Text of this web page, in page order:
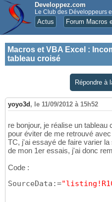
Developpez.com
Le Club des Développeurs
Actus Forum Macros
Macros et VBA Excel :
tableau croisé
Répondre à
yoyo3d , le 11/09/2012 à 15h52
re bonjour, je réalise un tableau
pour éviter de me retrouvé
TC, j'ai essayé de faire varier
de mon 1er essais, j'ai donc
Code :
SourceData:=